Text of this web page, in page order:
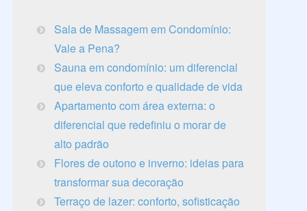
Sala de Massagem em Condomínio:
Vale a Pena?
Sauna em condomínio: um diferencial
que eleva conforto e qualidade de vida
Apartamento com área externa: o
diferencial que redefiniu o morar de
alto padrão
Flores de outono e inverno: ideias para
transformar sua decoração
Terraço de lazer: conforto, sofisticação